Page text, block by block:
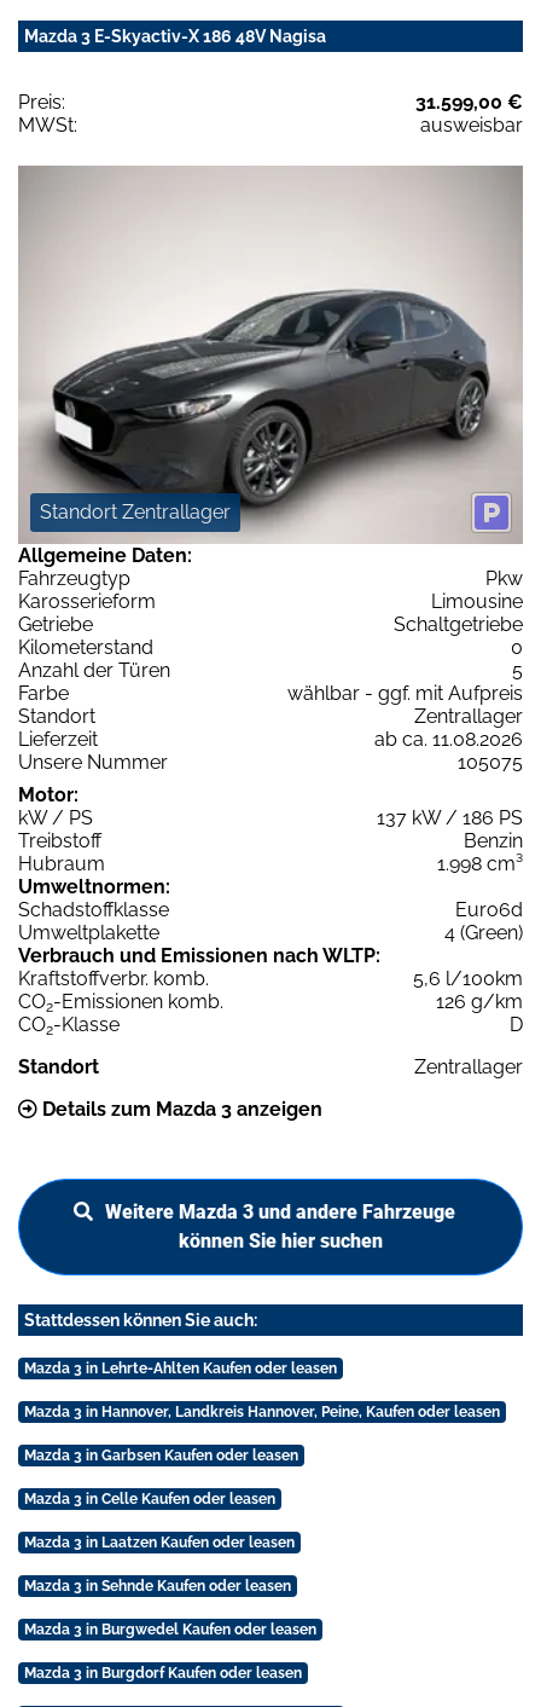
Mazda 3 E-Skyactiv-X 186 48V Nagisa
Preis:
31.599,00 €
MWSt:
ausweisbar
Standort Zentrallager
Allgemeine Daten:
Fahrzeugtyp
Pkw
Karosserieform
Limousine
Getriebe
Schaltgetriebe
Kilometerstand
0
Anzahl der Türen
5
Farbe
wählbar - ggf. mit Aufpreis
Standort
Zentrallager
Lieferzeit
ab ca. 11.08.2026
Unsere Nummer
105075
Motor:
kW / PS
137 kW / 186 PS
Treibstoff
Benzin
Hubraum
1.998 cm³
Umweltnormen:
Schadstoffklasse
Euro6d
Umweltplakette
4 (Green)
Verbrauch und Emissionen nach WLTP:
Kraftstoffverbr. komb.
5,6 l/100km
CO2-Emissionen komb.
126 g/km
CO2-Klasse
D
Standort
Zentrallager
Details zum Mazda 3 anzeigen
Weitere Mazda 3 und andere Fahrzeuge
können Sie hier suchen
Stattdessen können Sie auch:
Mazda 3 in Lehrte-Ahlten Kaufen oder leasen
Mazda 3 in Hannover, Landkreis Hannover, Peine, Kaufen oder leasen
Mazda 3 in Garbsen Kaufen oder leasen
Mazda 3 in Celle Kaufen oder leasen
Mazda 3 in Laatzen Kaufen oder leasen
Mazda 3 in Sehnde Kaufen oder leasen
Mazda 3 in Burgwedel Kaufen oder leasen
Mazda 3 in Burgdorf Kaufen oder leasen